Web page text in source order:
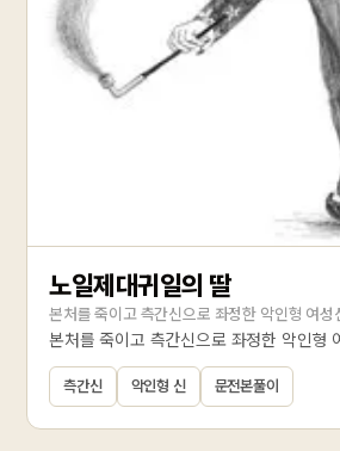
노일제대귀일의 딸
본처를 죽이고 측간신으로 좌정한 악인형 여성
본처를 죽이고 측간신으로 좌정한 악인형
측간신 악인형 신 문전본풀이